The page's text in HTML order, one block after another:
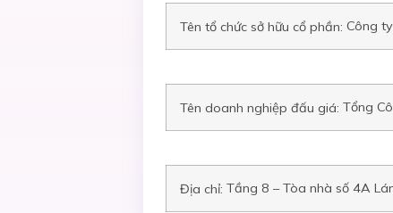
Tên tổ chức sở hữu cổ phần: Công
Tên doanh nghiệp đấu giá: Tổng
Địa chỉ: Tầng 8 – Tòa nhà số 4A